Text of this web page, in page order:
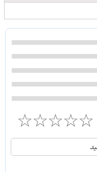
☆
☆
☆
☆
☆